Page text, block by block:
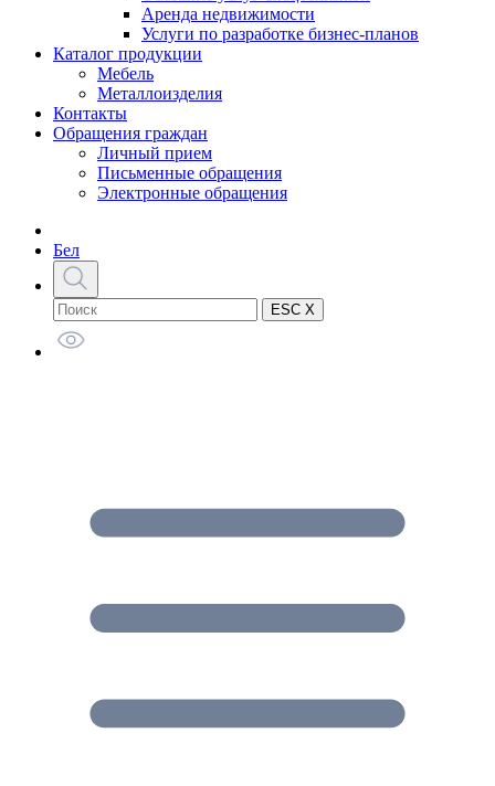
Аренда недвижимости
Услуги по разработке бизнес-планов
Каталог продукции
Мебель
Металлоизделия
Контакты
Обращения граждан
Личный прием
Письменные обращения
Электронные обращения
Бел
ESC X